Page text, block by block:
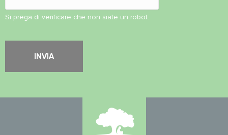
Si prega di verificare che non siate un robot.